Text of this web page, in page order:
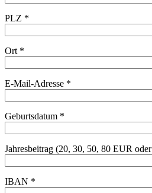
PLZ *
Ort *
E-Mail-Adresse *
Geburtsdatum *
Jahresbeitrag (20, 30, 50, 80 EUR
IBAN *